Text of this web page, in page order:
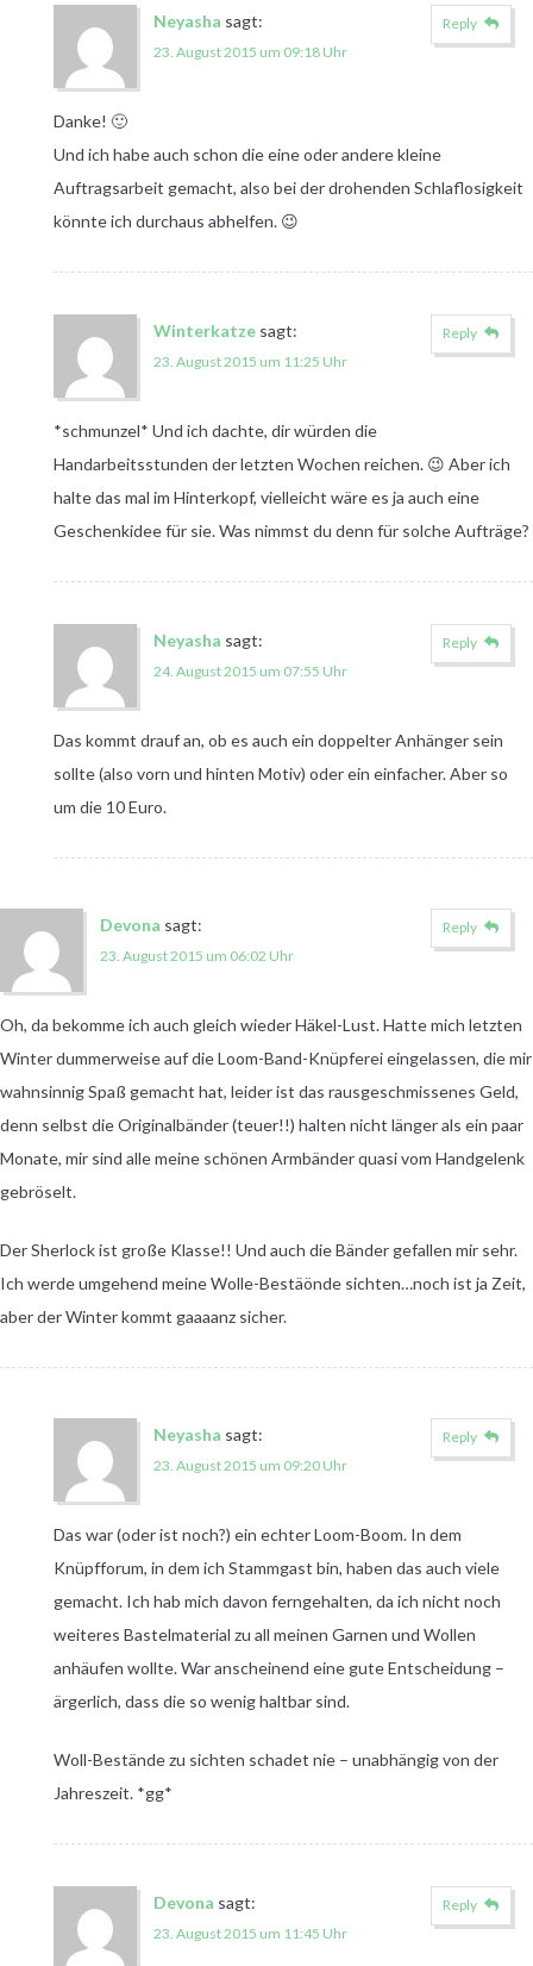
Neyasha sagt:
23. August 2015 um 09:18 Uhr
Danke! 🙂
Und ich habe auch schon die eine oder andere kleine
Auftragsarbeit gemacht, also bei der drohenden Schlaflosigkeit
könnte ich durchaus abhelfen. 😉
Reply
Winterkatze sagt:
23. August 2015 um 11:25 Uhr
*schmunzel* Und ich dachte, dir würden die
Handarbeitsstunden der letzten Wochen reichen. 😉 Aber ich
halte das mal im Hinterkopf, vielleicht wäre es ja auch eine
Geschenkidee für sie. Was nimmst du denn für solche Aufträge?
Reply
Neyasha sagt:
24. August 2015 um 07:55 Uhr
Das kommt drauf an, ob es auch ein doppelter Anhänger sein
sollte (also vorn und hinten Motiv) oder ein einfacher. Aber so
um die 10 Euro.
Reply
Devona sagt:
23. August 2015 um 06:02 Uhr
Oh, da bekomme ich auch gleich wieder Häkel-Lust. Hatte mich letzten
Winter dummerweise auf die Loom-Band-Knüpferei eingelassen, die mir
wahnsinnig Spaß gemacht hat, leider ist das rausgeschmissenes Geld,
denn selbst die Originalbänder (teuer!!) halten nicht länger als ein paar
Monate, mir sind alle meine schönen Armbänder quasi vom Handgelenk
gebröselt.
Der Sherlock ist große Klasse!! Und auch die Bänder gefallen mir sehr.
Ich werde umgehend meine Wolle-Bestäönde sichten…noch ist ja Zeit,
aber der Winter kommt gaaaanz sicher.
Reply
Neyasha sagt:
23. August 2015 um 09:20 Uhr
Das war (oder ist noch?) ein echter Loom-Boom. In dem
Knüpfforum, in dem ich Stammgast bin, haben das auch viele
gemacht. Ich hab mich davon ferngehalten, da ich nicht noch
weiteres Bastelmaterial zu all meinen Garnen und Wollen
anhäufen wollte. War anscheinend eine gute Entscheidung –
ärgerlich, dass die so wenig haltbar sind.
Woll-Bestände zu sichten schadet nie – unabhängig von der
Jahreszeit. *gg*
Reply
Devona sagt:
23. August 2015 um 11:45 Uhr
Reply